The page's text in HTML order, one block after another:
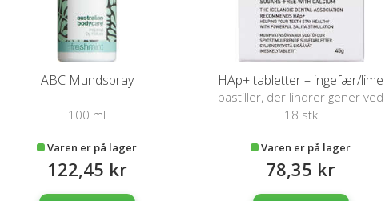
ABC Mundspray
100 ml
Varen er på lager
122,45 kr
HAp+ tabletter – ingefær/lime
pastiller, der lindrer gener ved
mundtørhed
18 stk
Varen er på lager
78,35 kr